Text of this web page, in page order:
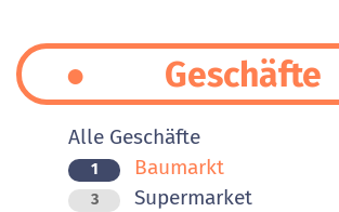
Geschäfte
Alle Geschäfte
1 Baumarkt
3 Supermarket